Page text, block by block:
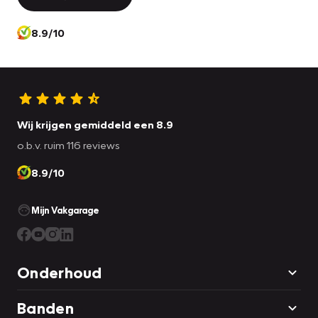
8.9/10
Wij krijgen gemiddeld een 8.9
o.b.v. ruim 116 reviews
8.9/10
Mijn Vakgarage
Onderhoud
Banden